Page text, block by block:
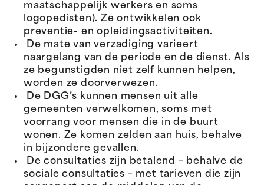
maatschappelijk werkers en soms
logopedisten). Ze ontwikkelen ook
preventie- en opleidingsactiviteiten.
De mate van verzadiging varieert
naargelang van de periode en de dienst. Als
ze begunstigden niet zelf kunnen helpen,
worden ze doorverwezen.
De DGG’s kunnen mensen uit alle
gemeenten verwelkomen, soms met
voorrang voor mensen die in de buurt
wonen. Ze komen zelden aan huis, behalve
in bijzondere gevallen.
De consultaties zijn betalend – behalve de
sociale consultaties – met tarieven die zijn